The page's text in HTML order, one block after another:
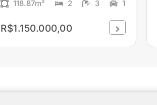
118.87m² 2 3 1
R$1.150.000,00